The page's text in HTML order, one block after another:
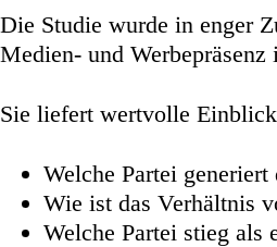
Die Studie wurde in enger
Medien- und Werbepräsenz
Sie liefert wertvolle
Welche Partei
Wie ist das Verhältnis
Welche Partei stieg als